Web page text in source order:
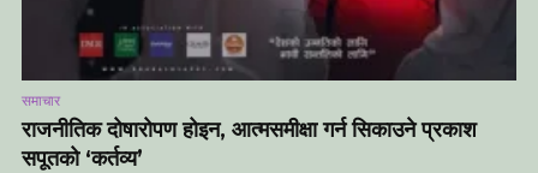
समाचार
राजनीतिक दोषारोपण होइन, आत्मसमीक्षा गर्न सिकाउने प्रकाश
सपूतको ‘कर्तव्य’